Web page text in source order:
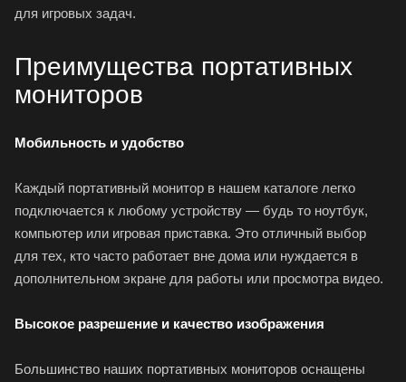
для игровых задач.
Преимущества портативных
мониторов
Мобильность и удобство
Каждый портативный монитор в нашем каталоге легко
подключается к любому устройству — будь то ноутбук,
компьютер или игровая приставка. Это отличный выбор
для тех, кто часто работает вне дома или нуждается в
дополнительном экране для работы или просмотра видео.
Высокое разрешение и качество изображения
Большинство наших портативных мониторов оснащены